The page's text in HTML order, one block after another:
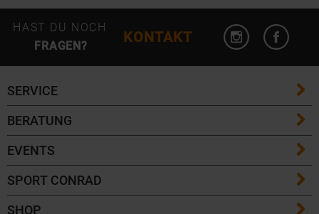
SERVICE
FAQ / Hilfe
Versandkosten
Lieferzeiten
BERATUNG
Größentabellen
Skilängen Guide
EVENTS
Eventübersicht
SPORT CONRAD
Kontakt
SHOP
HAST DU NOCH
FRAGEN?
KONTAKT